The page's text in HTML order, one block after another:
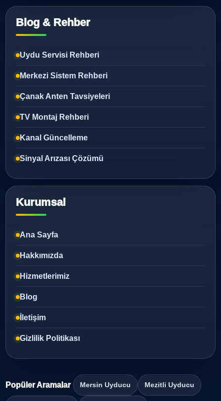
Blog & Rehber
Uydu Servisi Rehberi
Merkezi Sistem Rehberi
Çanak Anten Tavsiyeleri
TV Montaj Rehberi
Kanal Güncelleme
Sinyal Arızası Çözümü
Kurumsal
Ana Sayfa
Hakkımızda
Hizmetlerimiz
Blog
İletişim
Gizlilik Politikası
Popüler Aramalar Mersin Uyducu Mezitli Uyducu